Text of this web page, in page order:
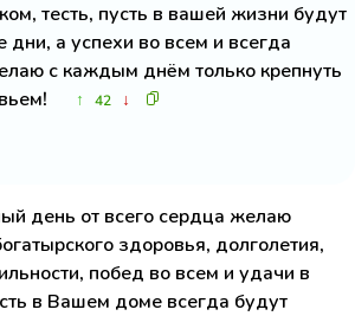
тесть, пусть в вашей жизни будут
дни, а успехи во всем и всегда
с каждым днём только крепнуть
↑ 42 ↓
день от всего сердца желаю
здоровья, долголетия,
побед во всем и удачи в
в Вашем доме всегда будут